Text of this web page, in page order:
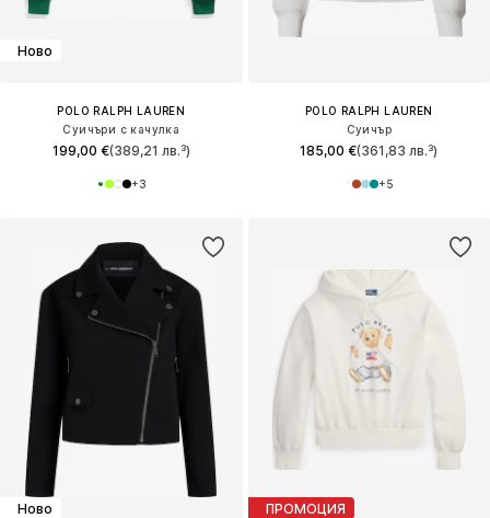
Ново
POLO RALPH LAUREN
Суичъри с качулка
199,00 €(389,21 лв.³)
+3
POLO RALPH LAUREN
Суичър
185,00 €(361,83 лв.³)
+5
Ново ПРОМОЦИЯ